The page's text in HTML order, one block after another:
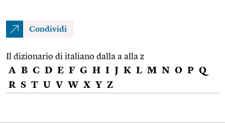
Condividi
Il dizionario di italiano dalla a alla z
A B C D E F G H I J K L M N O P Q
R S T U V W X Y Z